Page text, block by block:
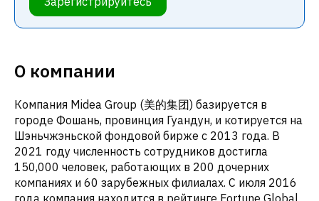
О компании
Компания Midea Group (美的集团) базируется в
городе Фошань, провинция Гуандун, и котируется на
Шэньчжэньской фондовой бирже с 2013 года. В
2021 году численность сотрудников достигла
150,000 человек, работающих в 200 дочерних
компаниях и 60 зарубежных филиалах. С июля 2016
года компания находится в рейтинге Fortune Global